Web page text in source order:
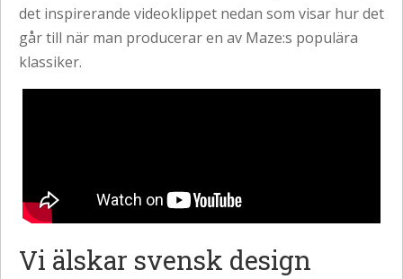
det inspirerande videoklippet nedan som visar hur det
går till när man producerar en av Maze:s populära
klassiker.
Vi älskar svensk design